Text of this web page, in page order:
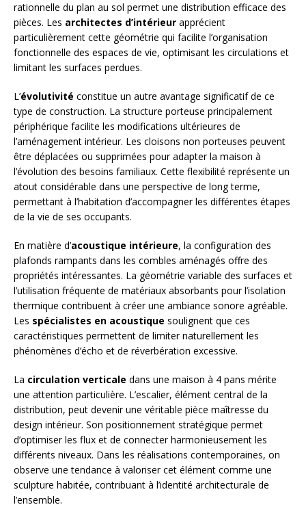
rationnelle du plan au sol permet une distribution efficace des
pièces. Les architectes d’intérieur apprécient
particulièrement cette géométrie qui facilite l’organisation
fonctionnelle des espaces de vie, optimisant les circulations et
limitant les surfaces perdues.
L’évolutivité constitue un autre avantage significatif de ce
type de construction. La structure porteuse principalement
périphérique facilite les modifications ultérieures de
l’aménagement intérieur. Les cloisons non porteuses peuvent
être déplacées ou supprimées pour adapter la maison à
l’évolution des besoins familiaux. Cette flexibilité représente un
atout considérable dans une perspective de long terme,
permettant à l’habitation d’accompagner les différentes étapes
de la vie de ses occupants.
En matière d’acoustique intérieure, la configuration des
plafonds rampants dans les combles aménagés offre des
propriétés intéressantes. La géométrie variable des surfaces et
l’utilisation fréquente de matériaux absorbants pour l’isolation
thermique contribuent à créer une ambiance sonore agréable.
Les spécialistes en acoustique soulignent que ces
caractéristiques permettent de limiter naturellement les
phénomènes d’écho et de réverbération excessive.
La circulation verticale dans une maison à 4 pans mérite
une attention particulière. L’escalier, élément central de la
distribution, peut devenir une véritable pièce maîtresse du
design intérieur. Son positionnement stratégique permet
d’optimiser les flux et de connecter harmonieusement les
différents niveaux. Dans les réalisations contemporaines, on
observe une tendance à valoriser cet élément comme une
sculpture habitée, contribuant à l’identité architecturale de
l’ensemble.